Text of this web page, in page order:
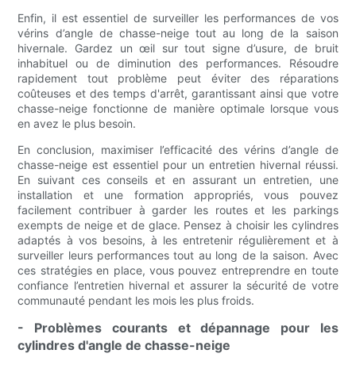
Enfin, il est essentiel de surveiller les performances de vos
vérins d’angle de chasse-neige tout au long de la saison
hivernale. Gardez un œil sur tout signe d’usure, de bruit
inhabituel ou de diminution des performances. Résoudre
rapidement tout problème peut éviter des réparations
coûteuses et des temps d'arrêt, garantissant ainsi que votre
chasse-neige fonctionne de manière optimale lorsque vous
en avez le plus besoin.
En conclusion, maximiser l’efficacité des vérins d’angle de
chasse-neige est essentiel pour un entretien hivernal réussi.
En suivant ces conseils et en assurant un entretien, une
installation et une formation appropriés, vous pouvez
facilement contribuer à garder les routes et les parkings
exempts de neige et de glace. Pensez à choisir les cylindres
adaptés à vos besoins, à les entretenir régulièrement et à
surveiller leurs performances tout au long de la saison. Avec
ces stratégies en place, vous pouvez entreprendre en toute
confiance l’entretien hivernal et assurer la sécurité de votre
communauté pendant les mois les plus froids.
- Problèmes courants et dépannage pour les
cylindres d'angle de chasse-neige